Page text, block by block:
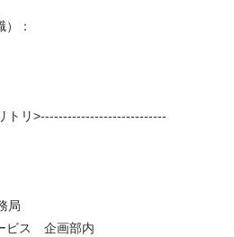
：
トリ>----------------------------
局
ビス 企画部内